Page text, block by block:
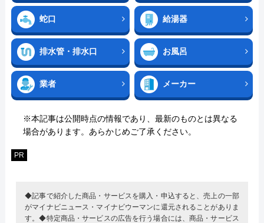
蛇口 給湯器
排水管・排水口 お風呂
業者 メーカー
※本記事は公開時点の情報であり、最新のものとは異なる
場合があります。あらかじめご了承ください。
PR
◆記事で紹介した商品・サービスを購入・申込すると、売上の一部
がマイナビニュース・マイナビウーマンに還元されることがありま
す。◆特定商品・サービスの広告を行う場合には、商品・サービス